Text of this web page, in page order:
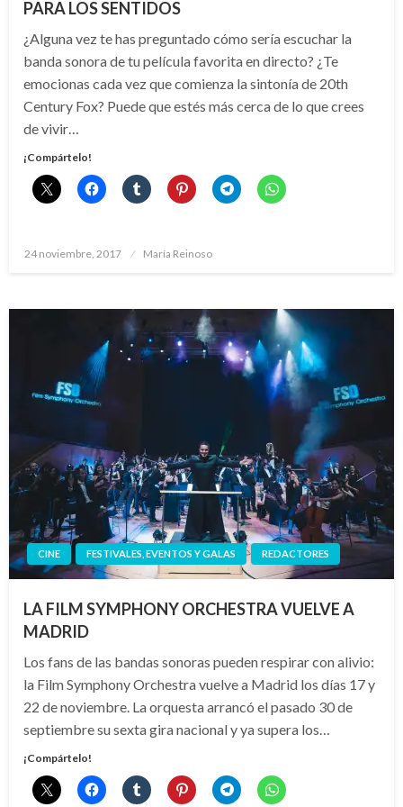
PARA LOS SENTIDOS
¿Alguna vez te has preguntado cómo sería escuchar la
banda sonora de tu película favorita en directo? ¿Te
emocionas cada vez que comienza la sintonía de 20th
Century Fox? Puede que estés más cerca de lo que crees
de vivir…
¡Compártelo!
Publicado
24 noviembre, 2017 María Reinoso
CINE FESTIVALES, EVENTOS Y GALAS REDACTORES
LA FILM SYMPHONY ORCHESTRA VUELVE A
MADRID
Los fans de las bandas sonoras pueden respirar con alivio:
la Film Symphony Orchestra vuelve a Madrid los días 17 y
22 de noviembre. La orquesta arrancó el pasado 30 de
septiembre su sexta gira nacional y ya supera los…
¡Compártelo!